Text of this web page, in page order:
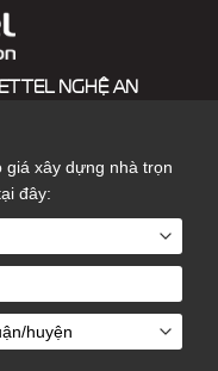
NGHỆ AN
giá xây dựng nhà trọn
đây: